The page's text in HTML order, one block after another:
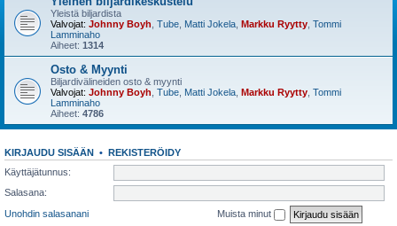
Yleistä biljardista
Valvojat: Johnny Boyh Tube Matti Jokela Markku Ryytty Tommi
Lamminaho
Aiheet: 1314
Osto & Myynti
Biljardivälineiden osto & myynti
Valvojat: Johnny Boyh Tube Matti Jokela Markku Ryytty Tommi
Lamminaho
Aiheet: 4786
KIRJAUDU SISÄÄN • REKISTERÖIDY
Käyttäjätunnus:
Salasana:
Unohdin salasanani
Muista minut